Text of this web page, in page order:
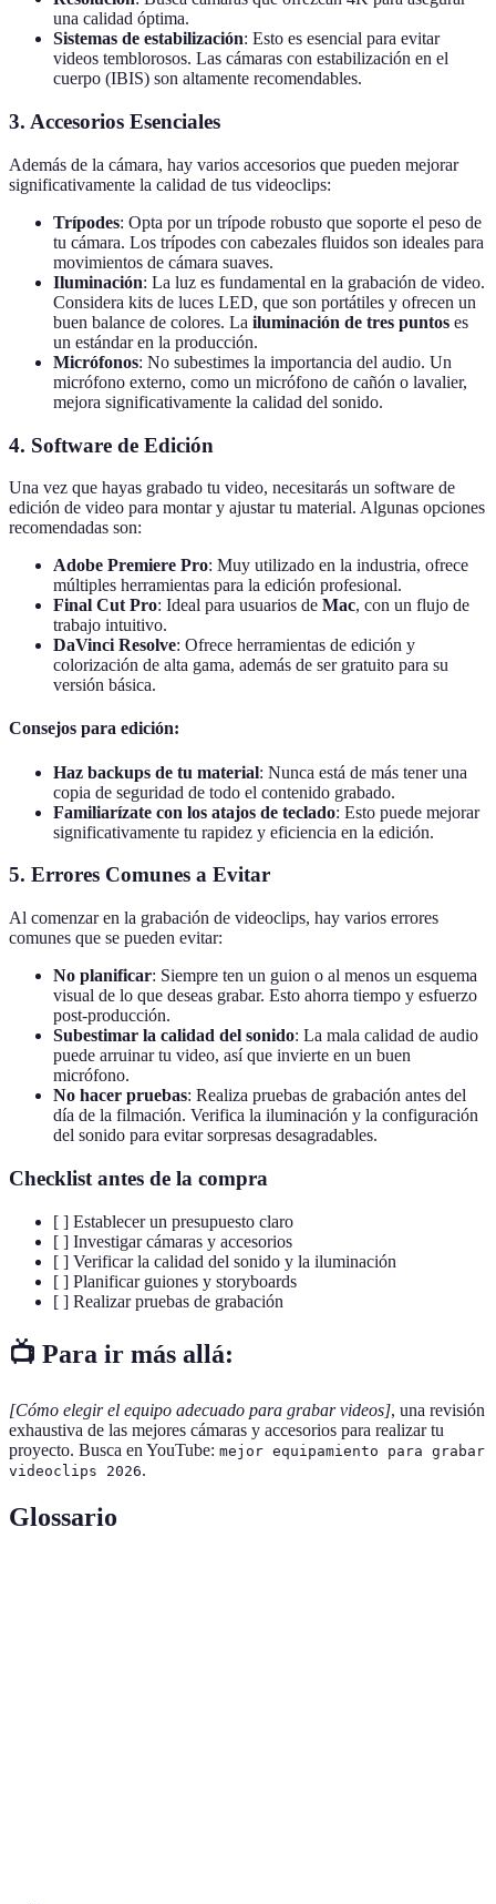
una calidad óptima.
Sistemas de estabilización: Esto es esencial para evitar
videos temblorosos. Las cámaras con estabilización en el
cuerpo (IBIS) son altamente recomendables.
3. Accesorios Esenciales
Además de la cámara, hay varios accesorios que pueden mejorar
significativamente la calidad de tus videoclips:
Trípodes: Opta por un trípode robusto que soporte el peso de
tu cámara. Los trípodes con cabezales fluidos son ideales para
movimientos de cámara suaves.
Iluminación: La luz es fundamental en la grabación de video.
Considera kits de luces LED, que son portátiles y ofrecen un
buen balance de colores. La iluminación de tres puntos es
un estándar en la producción.
Micrófonos: No subestimes la importancia del audio. Un
micrófono externo, como un micrófono de cañón o lavalier,
mejora significativamente la calidad del sonido.
4. Software de Edición
Una vez que hayas grabado tu video, necesitarás un software de
edición de video para montar y ajustar tu material. Algunas opciones
recomendadas son:
Adobe Premiere Pro: Muy utilizado en la industria, ofrece
múltiples herramientas para la edición profesional.
Final Cut Pro: Ideal para usuarios de Mac, con un flujo de
trabajo intuitivo.
DaVinci Resolve: Ofrece herramientas de edición y
colorización de alta gama, además de ser gratuito para su
versión básica.
Consejos para edición:
Haz backups de tu material: Nunca está de más tener una
copia de seguridad de todo el contenido grabado.
Familiarízate con los atajos de teclado: Esto puede mejorar
significativamente tu rapidez y eficiencia en la edición.
5. Errores Comunes a Evitar
Al comenzar en la grabación de videoclips, hay varios errores
comunes que se pueden evitar:
No planificar: Siempre ten un guion o al menos un esquema
visual de lo que deseas grabar. Esto ahorra tiempo y esfuerzo
post-producción.
Subestimar la calidad del sonido: La mala calidad de audio
puede arruinar tu video, así que invierte en un buen
micrófono.
No hacer pruebas: Realiza pruebas de grabación antes del
día de la filmación. Verifica la iluminación y la configuración
del sonido para evitar sorpresas desagradables.
Checklist antes de la compra
[ ] Establecer un presupuesto claro
[ ] Investigar cámaras y accesorios
[ ] Verificar la calidad del sonido y la iluminación
[ ] Planificar guiones y storyboards
[ ] Realizar pruebas de grabación
📺 Para ir más allá:
[Cómo elegir el equipo adecuado para grabar videos], una revisión
exhaustiva de las mejores cámaras y accesorios para realizar tu
proyecto. Busca en YouTube: mejor equipamiento para grabar
videoclips 2026.
Glossario